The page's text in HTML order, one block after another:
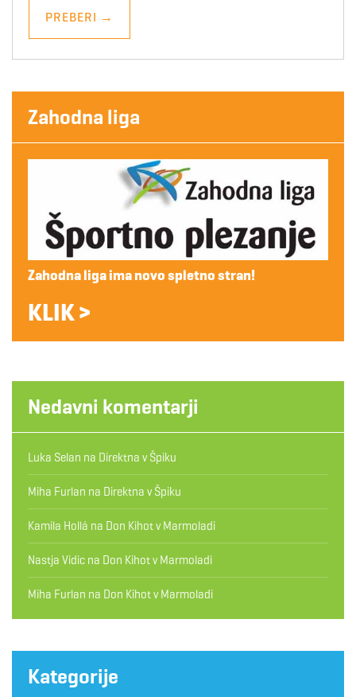
PREBERI →
Zahodna liga
Zahodna liga ima novo spletno stran!
KLIK >
Nedavni komentarji
Luka Selan na Direktna v Špiku
Miha Furlan na Direktna v Špiku
Kamila Hollá na Don Kihot v Marmoladi
Nastja Vidic na Don Kihot v Marmoladi
Miha Furlan na Don Kihot v Marmoladi
Kategorije